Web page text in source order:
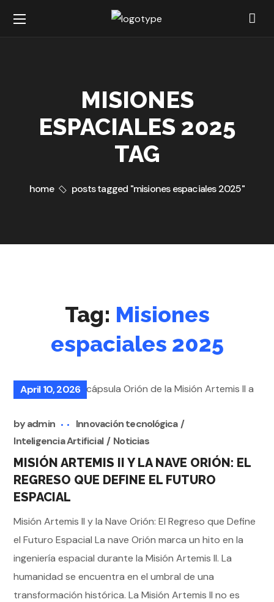
MISIONES
ESPACIALES 2025
TAG
home posts tagged "misiones espaciales 2025"
Tag: Misiones
espaciales 2025
April 10, 2026
byadmin
Innovación tecnológica
Inteligencia Artificial
Noticias
MISIÓN ARTEMIS II Y LA NAVE ORIÓN: EL
REGRESO QUE DEFINE EL FUTURO
ESPACIAL
Misión Artemis II y la Nave Orión: El Regreso que Define
el Futuro Espacial La nave Orión marca un hito en la
ingeniería espacial durante la Misión Artemis II. La
humanidad se encuentra en el umbral de una
transformación histórica. La Misión Artemis II no es